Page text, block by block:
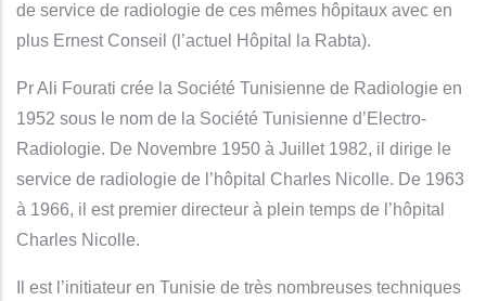
de service de radiologie de ces mêmes hôpitaux avec en
plus Ernest Conseil (l’actuel Hôpital la Rabta).
Pr Ali Fourati crée la Société Tunisienne de Radiologie en
1952 sous le nom de la Société Tunisienne d’Electro-
Radiologie. De Novembre 1950 à Juillet 1982, il dirige le
service de radiologie de l’hôpital Charles Nicolle. De 1963
à 1966, il est premier directeur à plein temps de l’hôpital
Charles Nicolle.
Il est l’initiateur en Tunisie de très nombreuses techniques